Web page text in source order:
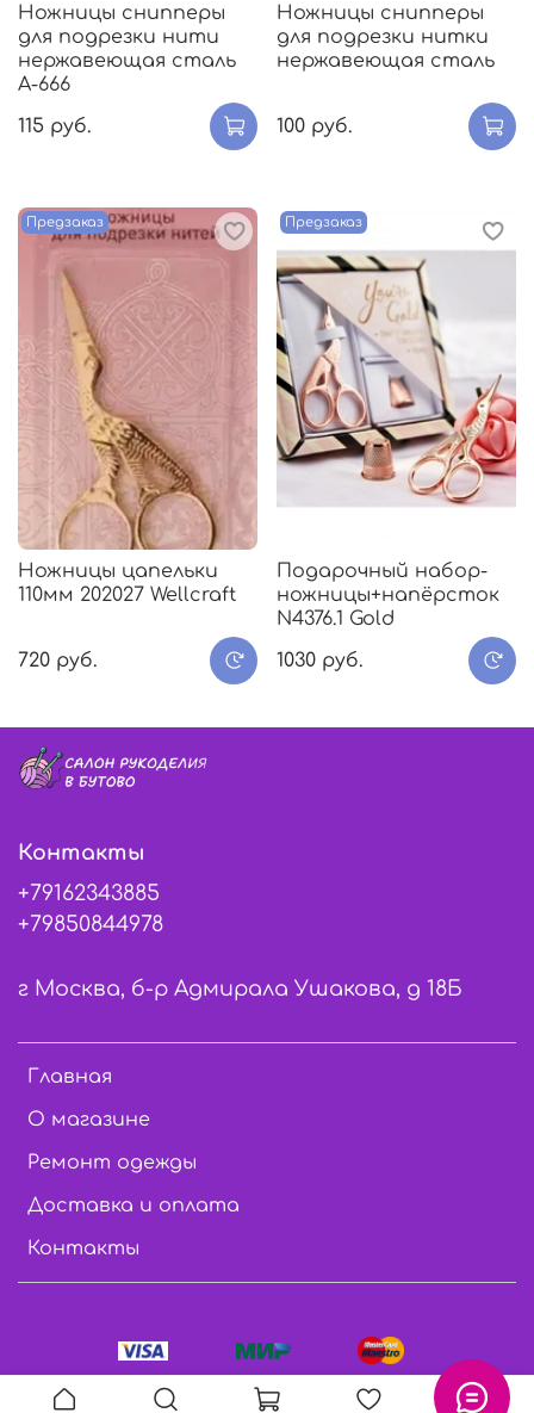
Ножницы снипперы
для подрезки нити
нержавеющая сталь
А-666
115 руб.
Ножницы снипперы
для подрезки нитки
нержавеющая сталь
100 руб.
Предзаказ
Ножницы цапельки
110мм 202027 Wellcraft
720 руб.
Предзаказ
Подарочный набор-
ножницы+напёрсток
N4376.1 Gold
1030 руб.
Главная
О магазине
Ремонт одежды
Доставка и оплата
Контакты
Контакты
+79162343885
+79850844978
г Москва, б-р Адмирала Ушакова, д 18Б